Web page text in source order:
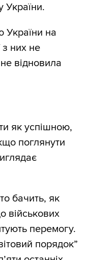
України.
України на
з них не
відновила
як успішною,
поглянути
бачить, як
військових
перемогу.
порядок”